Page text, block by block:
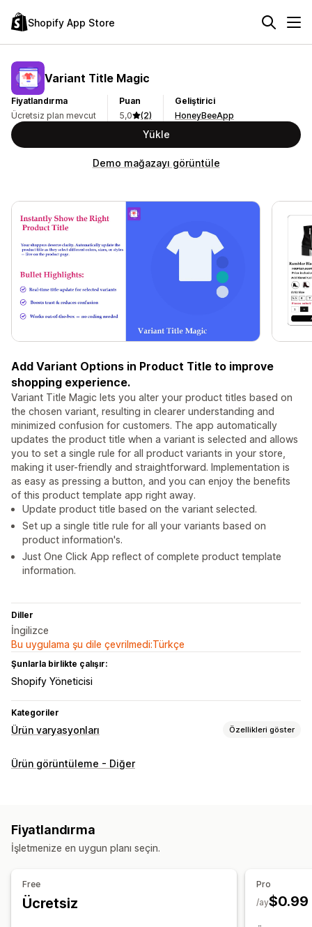
Shopify App Store
Variant Title Magic
Fiyatlandırma
Ücretsiz plan mevcut
Puan
5,0
(2)
Geliştirici
HoneyBeeApp
Yükle
Demo mağazayı görüntüle
Add Variant Options in Product Title to improve
shopping experience.
Variant Title Magic lets you alter your product titles based on
the chosen variant, resulting in clearer understanding and
minimized confusion for customers. The app automatically
updates the product title when a variant is selected and allows
you to set a single rule for all product variants in your store,
making it user-friendly and straightforward. Implementation is
as easy as pressing a button, and you can enjoy the benefits
of this product template app right away.
Update product title based on the variant selected.
Set up a single title rule for all your variants based on
product information's.
Just One Click App reflect of complete product template
information.
Diller
İngilizce
Bu uygulama şu dile çevrilmedi:Türkçe
Şunlarla birlikte çalışır:
Shopify Yöneticisi
Kategoriler
Ürün varyasyonları Özellikleri göster
Özelleştirme
Fiyatlandırma
Kurulum ücretleri
Manuel güncellemeler
Ürün görüntüleme - Diğer
Fiyatlandırma
İşletmenize en uygun planı seçin.
Free
Ücretsiz
Pro
$0.99
/ay